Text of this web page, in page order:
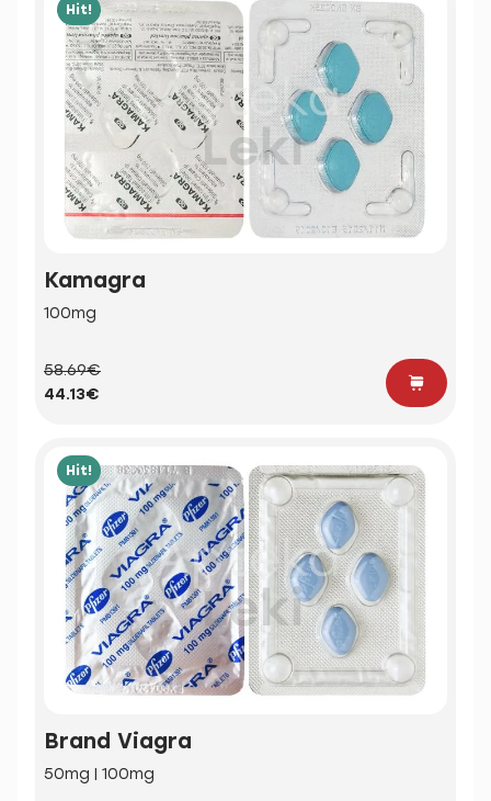
Hit!
Kamagra
100mg
58.69€
44.13€
Hit!
Brand Viagra
50mg | 100mg